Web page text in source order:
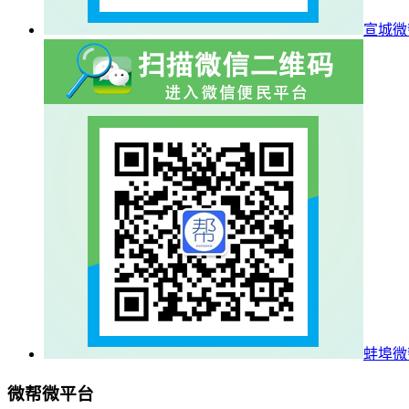
宣城
蚌埠
微帮微平台